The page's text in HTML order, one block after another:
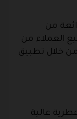
من
العملاء من
خلال تطبيق
عالية